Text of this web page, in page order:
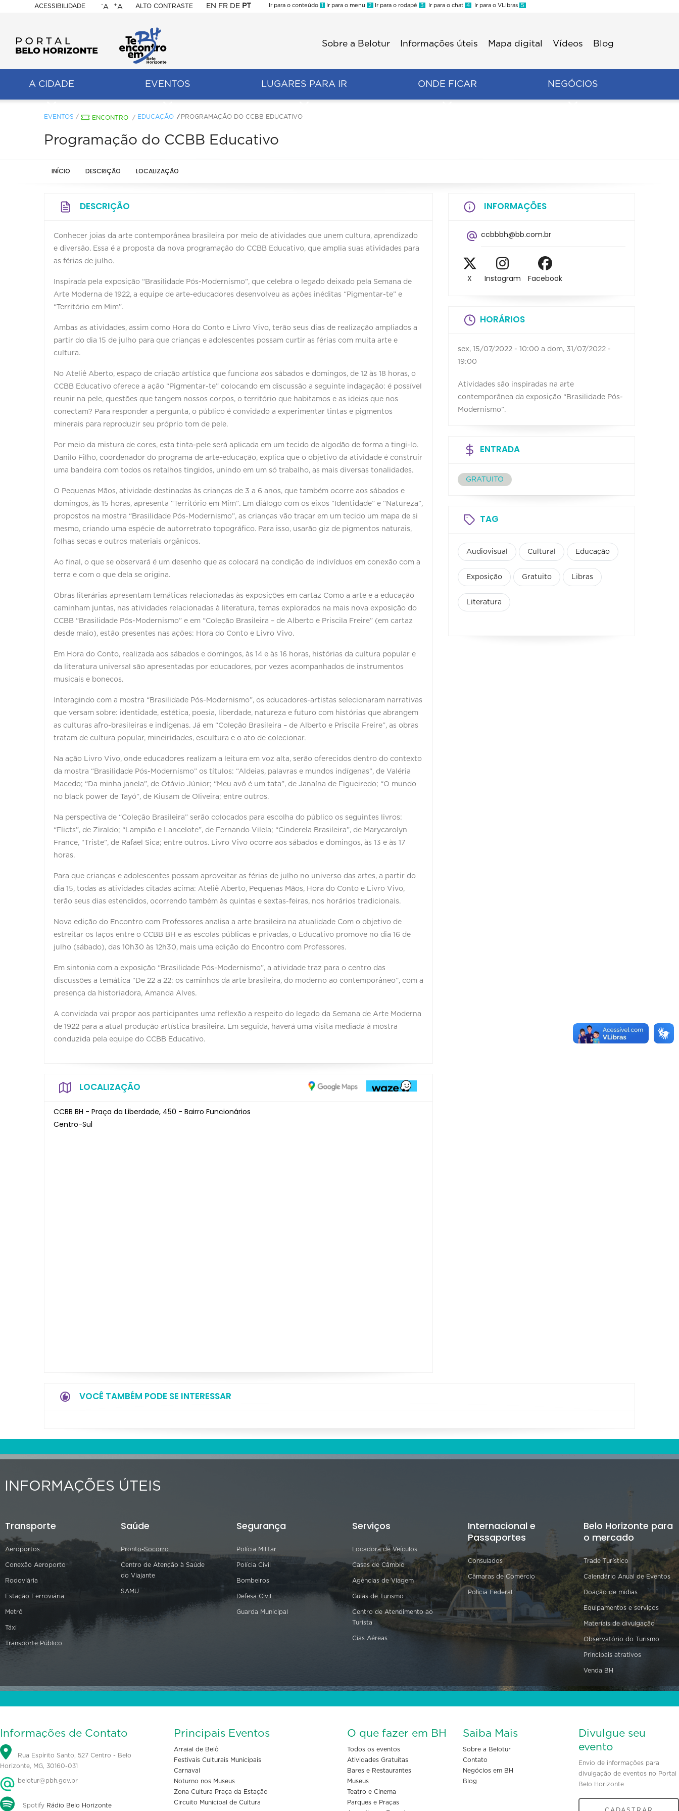
ACESSIBILIDADE
BELO
HORIZONTE
-A +A ALTO CONTRASTE EN FR DE PT
Ir para o conteúdo 1 Ir para o menu 2 Ir para o rodapé 3 Ir para o chat 4 Ir para o VLibras 5
Sobre a Belotur Informações úteis Mapa digital Vídeos Blog
A CIDADE EVENTOS LUGARES PARA IR ONDE FICAR NEGÓCIOS
EVENTOS / ENCONTRO / EDUCAÇÃO PROGRAMAÇÃO DO CCBB EDUCATIVO
Programação do CCBB Educativo
INÍCIO DESCRIÇÃO LOCALIZAÇÃO
DESCRIÇÃO
Conhecer joias da arte contemporânea brasileira por meio de atividades que unem cultura, aprendizado
e diversão. Essa é a proposta da nova programação do CCBB Educativo, que amplia suas atividades para
as férias de julho.
Inspirada pela exposição “Brasilidade Pós-Modernismo”, que celebra o legado deixado pela Semana de
Arte Moderna de 1922, a equipe de arte-educadores desenvolveu as ações inéditas “Pigmentar-te” e
“Território em Mim”.
Ambas as atividades, assim como Hora do Conto e Livro Vivo, terão seus dias de realização ampliados a
partir do dia 15 de julho para que crianças e adolescentes possam curtir as férias com muita arte e
cultura.
No Ateliê Aberto, espaço de criação artística que funciona aos sábados e domingos, de 12 às 18 horas, o
CCBB Educativo oferece a ação “Pigmentar-te” colocando em discussão a seguinte indagação: é possível
reunir na pele, questões que tangem nossos corpos, o território que habitamos e as ideias que nos
conectam? Para responder a pergunta, o público é convidado a experimentar tintas e pigmentos
minerais para reproduzir seu próprio tom de pele.
Por meio da mistura de cores, esta tinta-pele será aplicada em um tecido de algodão de forma a tingi-lo.
Danilo Filho, coordenador do programa de arte-educação, explica que o objetivo da atividade é construir
uma bandeira com todos os retalhos tingidos, unindo em um só trabalho, as mais diversas tonalidades.
O Pequenas Mãos, atividade destinadas às crianças de 3 a 6 anos, que também ocorre aos sábados e
domingos, às 15 horas, apresenta “Território em Mim”. Em diálogo com os eixos “Identidade” e “Natureza”,
propostos na mostra “Brasilidade Pós-Modernismo”, as crianças vão traçar em um tecido um mapa de si
mesmo, criando uma espécie de autorretrato topográfico. Para isso, usarão giz de pigmentos naturais,
folhas secas e outros materiais orgânicos.
Ao final, o que se observará é um desenho que as colocará na condição de indivíduos em conexão com a
terra e com o que dela se origina.
Obras literárias apresentam temáticas relacionadas às exposições em cartaz Como a arte e a educação
caminham juntas, nas atividades relacionadas à literatura, temas explorados na mais nova exposição do
CCBB “Brasilidade Pós-Modernismo” e em “Coleção Brasileira – de Alberto e Priscila Freire” (em cartaz
desde maio), estão presentes nas ações: Hora do Conto e Livro Vivo.
Em Hora do Conto, realizada aos sábados e domingos, às 14 e às 16 horas, histórias da cultura popular e
da literatura universal são apresentadas por educadores, por vezes acompanhados de instrumentos
musicais e bonecos.
Interagindo com a mostra “Brasilidade Pós-Modernismo”, os educadores-artistas selecionaram narrativas
que versam sobre: identidade, estética, poesia, liberdade, natureza e futuro com histórias que abrangem
as culturas afro-brasileiras e indígenas. Já em “Coleção Brasileira – de Alberto e Priscila Freire”, as obras
tratam de cultura popular, mineiridades, escultura e o ato de colecionar.
Na ação Livro Vivo, onde educadores realizam a leitura em voz alta, serão oferecidos dentro do contexto
da mostra “Brasilidade Pós-Modernismo” os títulos: “Aldeias, palavras e mundos indígenas”, de Valéria
Macedo; “Da minha janela”, de Otávio Júnior; “Meu avô é um tata”, de Janaína de Figueiredo; “O mundo
no black power de Tayó”, de Kiusam de Oliveira; entre outros.
Na perspectiva de “Coleção Brasileira” serão colocados para escolha do público os seguintes livros:
“Flicts”, de Ziraldo; “Lampião e Lancelote”, de Fernando Vilela; “Cinderela Brasileira”, de Marycarolyn
France, “Triste”, de Rafael Sica; entre outros. Livro Vivo ocorre aos sábados e domingos, às 13 e às 17
horas.
Para que crianças e adolescentes possam aproveitar as férias de julho no universo das artes, a partir do
dia 15, todas as atividades citadas acima: Ateliê Aberto, Pequenas Mãos, Hora do Conto e Livro Vivo,
terão seus dias estendidos, ocorrendo também às quintas e sextas-feiras, nos horários tradicionais.
Nova edição do Encontro com Professores analisa a arte brasileira na atualidade Com o objetivo de
estreitar os laços entre o CCBB BH e as escolas públicas e privadas, o Educativo promove no dia 16 de
julho (sábado), das 10h30 às 12h30, mais uma edição do Encontro com Professores.
Em sintonia com a exposição “Brasilidade Pós-Modernismo”, a atividade traz para o centro das
discussões a temática “De 22 a 22: os caminhos da arte brasileira, do moderno ao contemporâneo”, com a
presença da historiadora, Amanda Alves.
A convidada vai propor aos participantes uma reflexão a respeito do legado da Semana de Arte Moderna
de 1922 para a atual produção artística brasileira. Em seguida, haverá uma visita mediada à mostra
conduzida pela equipe do CCBB Educativo.
LOCALIZAÇÃO
CCBB BH - Praça da Liberdade, 450 - Bairro Funcionários
Centro-Sul
INFORMAÇÕES
ccbbbh@bb.com.br
X Instagram Facebook
HORÁRIOS
sex, 15/07/2022 - 10:00 a dom, 31/07/2022 -
19:00
Atividades são inspiradas na arte
contemporânea da exposição “Brasilidade Pós-
Modernismo”.
ENTRADA
GRATUITO
TAG
Audiovisual Cultural Educação
Exposição Gratuito Libras
Literatura
VOCÊ TAMBÉM PODE SE INTERESSAR
INFORMAÇÕES ÚTEIS
Transporte
Aeroportos
Conexão Aeroporto
Rodoviária
Estação Ferroviária
Metrô
Táxi
Transporte Público
Saúde
Pronto-Socorro
Centro de Atenção à Saúde
do Viajante
SAMU
Segurança
Polícia Militar
Polícia Civil
Bombeiros
Defesa Civil
Guarda Municipal
Serviços
Locadora de Veículos
Casas de Câmbio
Agências de Viagem
Guias de Turismo
Centro de Atendimento ao
Turista
Cias Aéreas
Internacional e
Passaportes
Consulados
Câmaras de Comércio
Polícia Federal
Belo Horizonte para
o mercado
Trade Turístico
Calendário Anual de Eventos
Doação de mídias
Equipamentos e serviços
Materiais de divulgação
Observatório do Turismo
Principais atrativos
Venda BH
Informações de Contato
Rua Espírito Santo, 527 Centro - Belo
Horizonte, MG, 30160-031
belotur@pbh.gov.br
Spotify Rádio Belo Horizonte
Principais Eventos
Arraial de Belô
Festivais Culturais Municipais
Carnaval
Noturno nos Museus
Zona Cultura Praça da Estação
Circuito Municipal de Cultura
O que fazer em BH
Todos os eventos
Atividades Gratuitas
Bares e Restaurantes
Museus
Teatro e Cinema
Parques e Praças
Saiba Mais
Sobre a Belotur
Contato
Negócios em BH
Blog
Divulgue seu
evento
Envio de informações para
divulgação de eventos no Portal
Belo Horizonte